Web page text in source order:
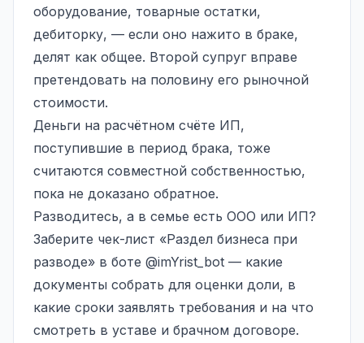
оборудование, товарные остатки,
дебиторку, — если оно нажито в браке,
делят как общее. Второй супруг вправе
претендовать на половину его рыночной
стоимости.
Деньги на расчётном счёте ИП,
поступившие в период брака, тоже
считаются совместной собственностью,
пока не доказано обратное.
Разводитесь, а в семье есть ООО или ИП?
Заберите чек-лист «Раздел бизнеса при
разводе» в боте @imYrist_bot — какие
документы собрать для оценки доли, в
какие сроки заявлять требования и на что
смотреть в уставе и брачном договоре.